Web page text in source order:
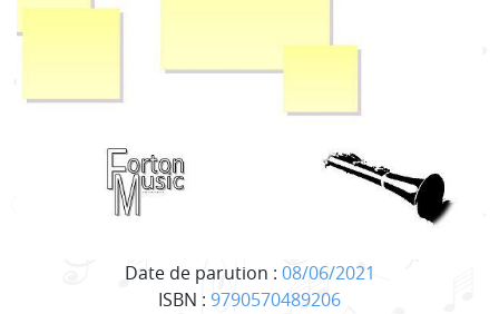
Date de parution : 08/06/2021
ISBN : 9790570489206